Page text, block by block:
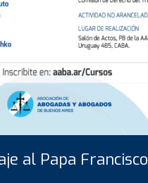
al Papa Francisco